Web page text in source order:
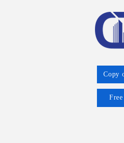
Copy
Free